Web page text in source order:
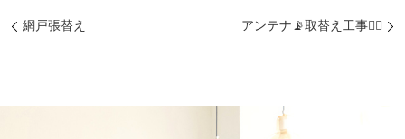
網戸張替え アンテナ📡取替え工事👷‍♀️